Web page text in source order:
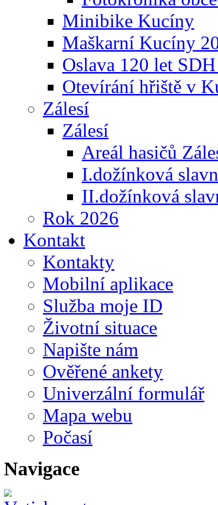
Minibike Kucíny
Maškarní Kucíny
Oslava 120 let
Otevírání hřiště v
Zálesí
Zálesí
Areál hasičů
I.dožínková
II.dožínková
Rok 2026
Kontakt
Kontakty
Mobilní aplikace
Služba moje ID
Životní situace
Napište nám
Ověřené ankety
Univerzální formulář
Mapa webu
Počasí
Navigace